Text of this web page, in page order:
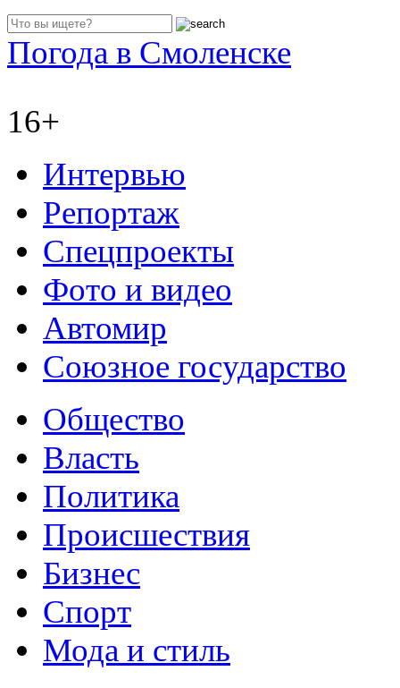
Погода в Смоленске
16+
Интервью
Репортаж
Спецпроекты
Фото и видео
Автомир
Союзное государство
Общество
Власть
Политика
Происшествия
Бизнес
Спорт
Мода и стиль